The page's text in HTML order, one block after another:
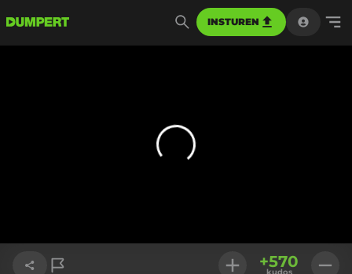
INSTUREN
+570